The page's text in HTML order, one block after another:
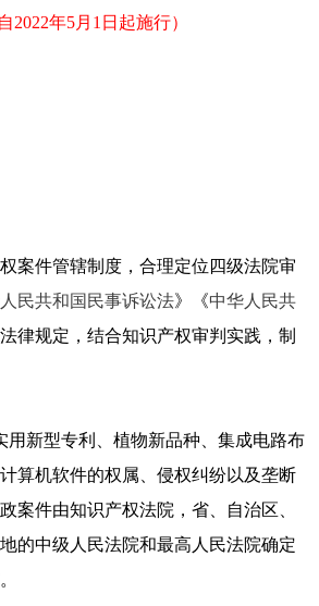
2022年5月1日起施行）
案件管辖制度，合理定位四级法院审
民共和国民事诉讼法》《中华人民共
律规定，结合知识产权审判实践，制
用新型专利、植物新品种、集成电路布
算机软件的权属、侵权纠纷以及垄断
案件由知识产权法院，省、自治区、
的中级人民法院和最高人民法院确定